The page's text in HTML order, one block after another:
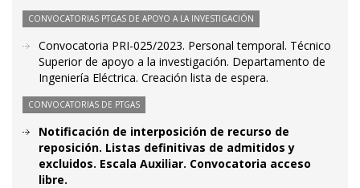
CONVOCATORIAS PTGAS DE APOYO A LA INVESTIGACIÓN
Convocatoria PRI-025/2023. Personal temporal. Técnico
Superior de apoyo a la investigación. Departamento de
Ingeniería Eléctrica. Creación lista de espera.
CONVOCATORIAS DE PTGAS
Notificación de interposición de recurso de
reposición. Listas definitivas de admitidos y
excluidos. Escala Auxiliar. Convocatoria acceso
libre.